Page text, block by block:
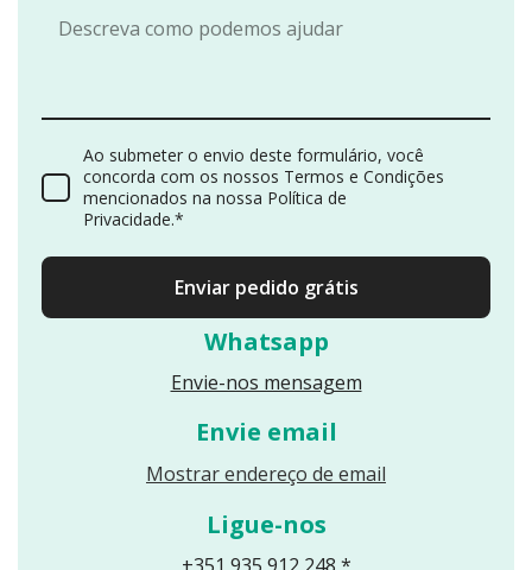
Whatsapp
Envie-nos mensagem
Envie email
Mostrar endereço de email
Ligue-nos
Ao submeter o envio deste formulário, você
concorda com os nossos Termos e Condições
mencionados na nossa Política de
Privacidade.*
Enviar pedido grátis